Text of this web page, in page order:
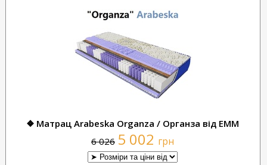
❖ Матрац Arabeska Organza / Органза від ЕММ
6 026 5 002 грн